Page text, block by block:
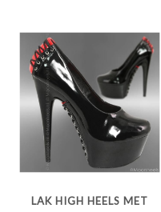
LAK HIGH HEELS MET